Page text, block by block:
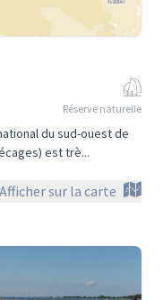
Réserve naturelle
du sud-ouest de
est trè...
Afficher sur la carte